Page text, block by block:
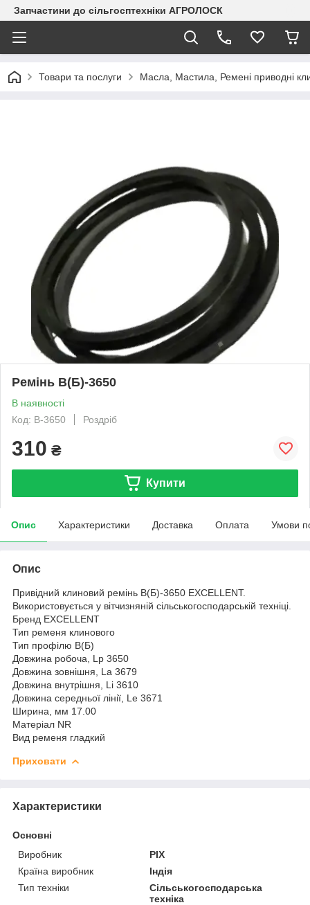
Запчастини до сільгосптехніки АГРОЛОСК
Товари та послуги Масла, Мастила, Ремені приводні
Ремінь В(Б)-3650
В наявності
Код: B-3650
Роздріб
310 ₴
Купити
Опис Характеристики Доставка Оплата Умови
Опис
Привідний клиновий ремінь В(Б)-3650 EXCELLENT.
Використовується у вітчизняній сільськогосподарській техніці.
Бренд EXCELLENT
Тип ременя клинового
Тип профілю B(Б)
Довжина робоча, Lp 3650
Довжина зовнішня, La 3679
Довжина внутрішня, Li 3610
Довжина середньої лінії, Le 3671
Ширина, мм 17.00
Матеріал NR
Вид ременя гладкий
Приховати
Характеристики
Основні
Виробник
PIX
Країна виробник
Індія
Тип техніки
Сільськогосподарська
техніка